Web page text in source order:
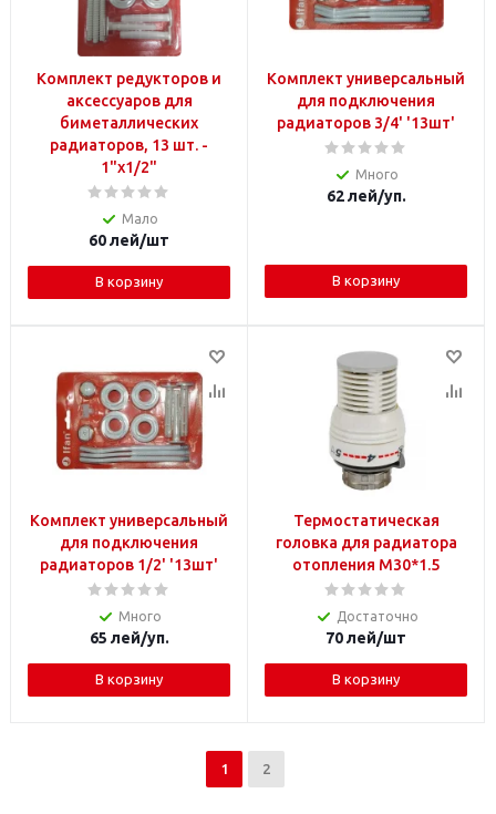
Комплект редукторов и
аксессуаров для
биметаллических
радиаторов, 13 шт. -
1"x1/2"
Мало
60лей/шт
В корзину
Комплект универсальный
для подключения
радиаторов 3/4' '13шт'
Много
62лей/уп.
В корзину
Комплект универсальный
для подключения
радиаторов 1/2' '13шт'
Много
65 лей/уп.
В корзину
Термостатическая
головка для радиатора
отопления M30*1.5
Достаточно
70лей/шт
В корзину
1 2